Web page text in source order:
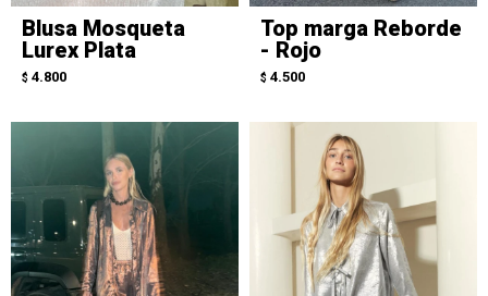
Blusa Mosqueta
Lurex Plata
$ 4.800
Top marga Reborde
- Rojo
$ 4.500